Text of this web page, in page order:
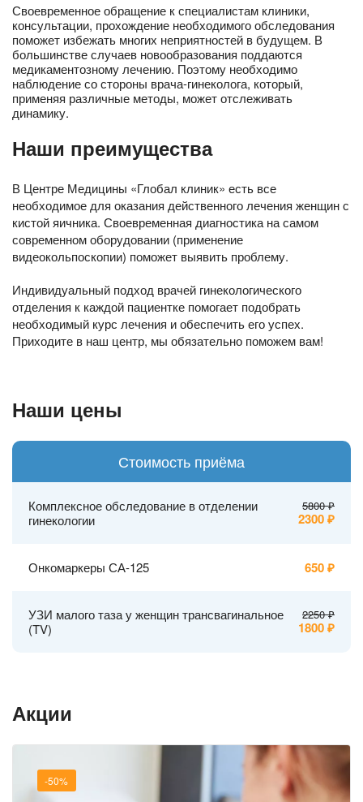
Своевременное обращение к специалистам клиники,
консультации, прохождение необходимого обследования
поможет избежать многих неприятностей в будущем. В
большинстве случаев новообразования поддаются
медикаментозному лечению. Поэтому необходимо
наблюдение со стороны врача-гинеколога, который,
применяя различные методы, может отслеживать
динамику.
Наши преимущества
В Центре Медицины «Глобал клиник» есть все
необходимое для оказания действенного лечения женщин с
кистой яичника. Своевременная диагностика на самом
современном оборудовании (применение
видеокольпоскопии) поможет выявить проблему.
Индивидуальный подход врачей гинекологического
отделения к каждой пациентке помогает подобрать
необходимый курс лечения и обеспечить его успех.
Приходите в наш центр, мы обязательно поможем вам!
Наши цены
Стоимость приёма
Комплексное обследование в отделении
гинекологии
5800
2300
Онкомаркеры СА-125 650
УЗИ малого таза у женщин трансвагинальное
(TV)
2250
1800
Акции
-50%